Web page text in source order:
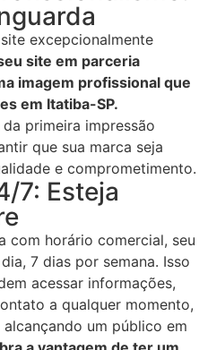
excepcionalmente
site em parceria
imagem profissional que
em Itatiba-SP.
primeira impressão
que sua marca seja
e comprometimento.
7: Esteja
com horário comercial, seu
7 dias por semana. Isso
acessar informações,
a qualquer momento,
um público em